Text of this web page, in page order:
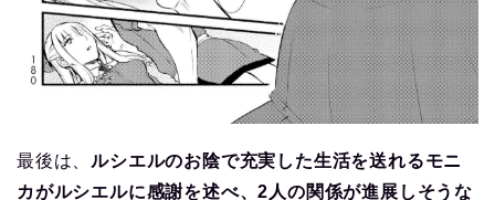
最後は、 ルシエルのお陰で充実した生活を送れるモニ
カがルシエルに感謝を述べ、2人の関係が進展しそうな